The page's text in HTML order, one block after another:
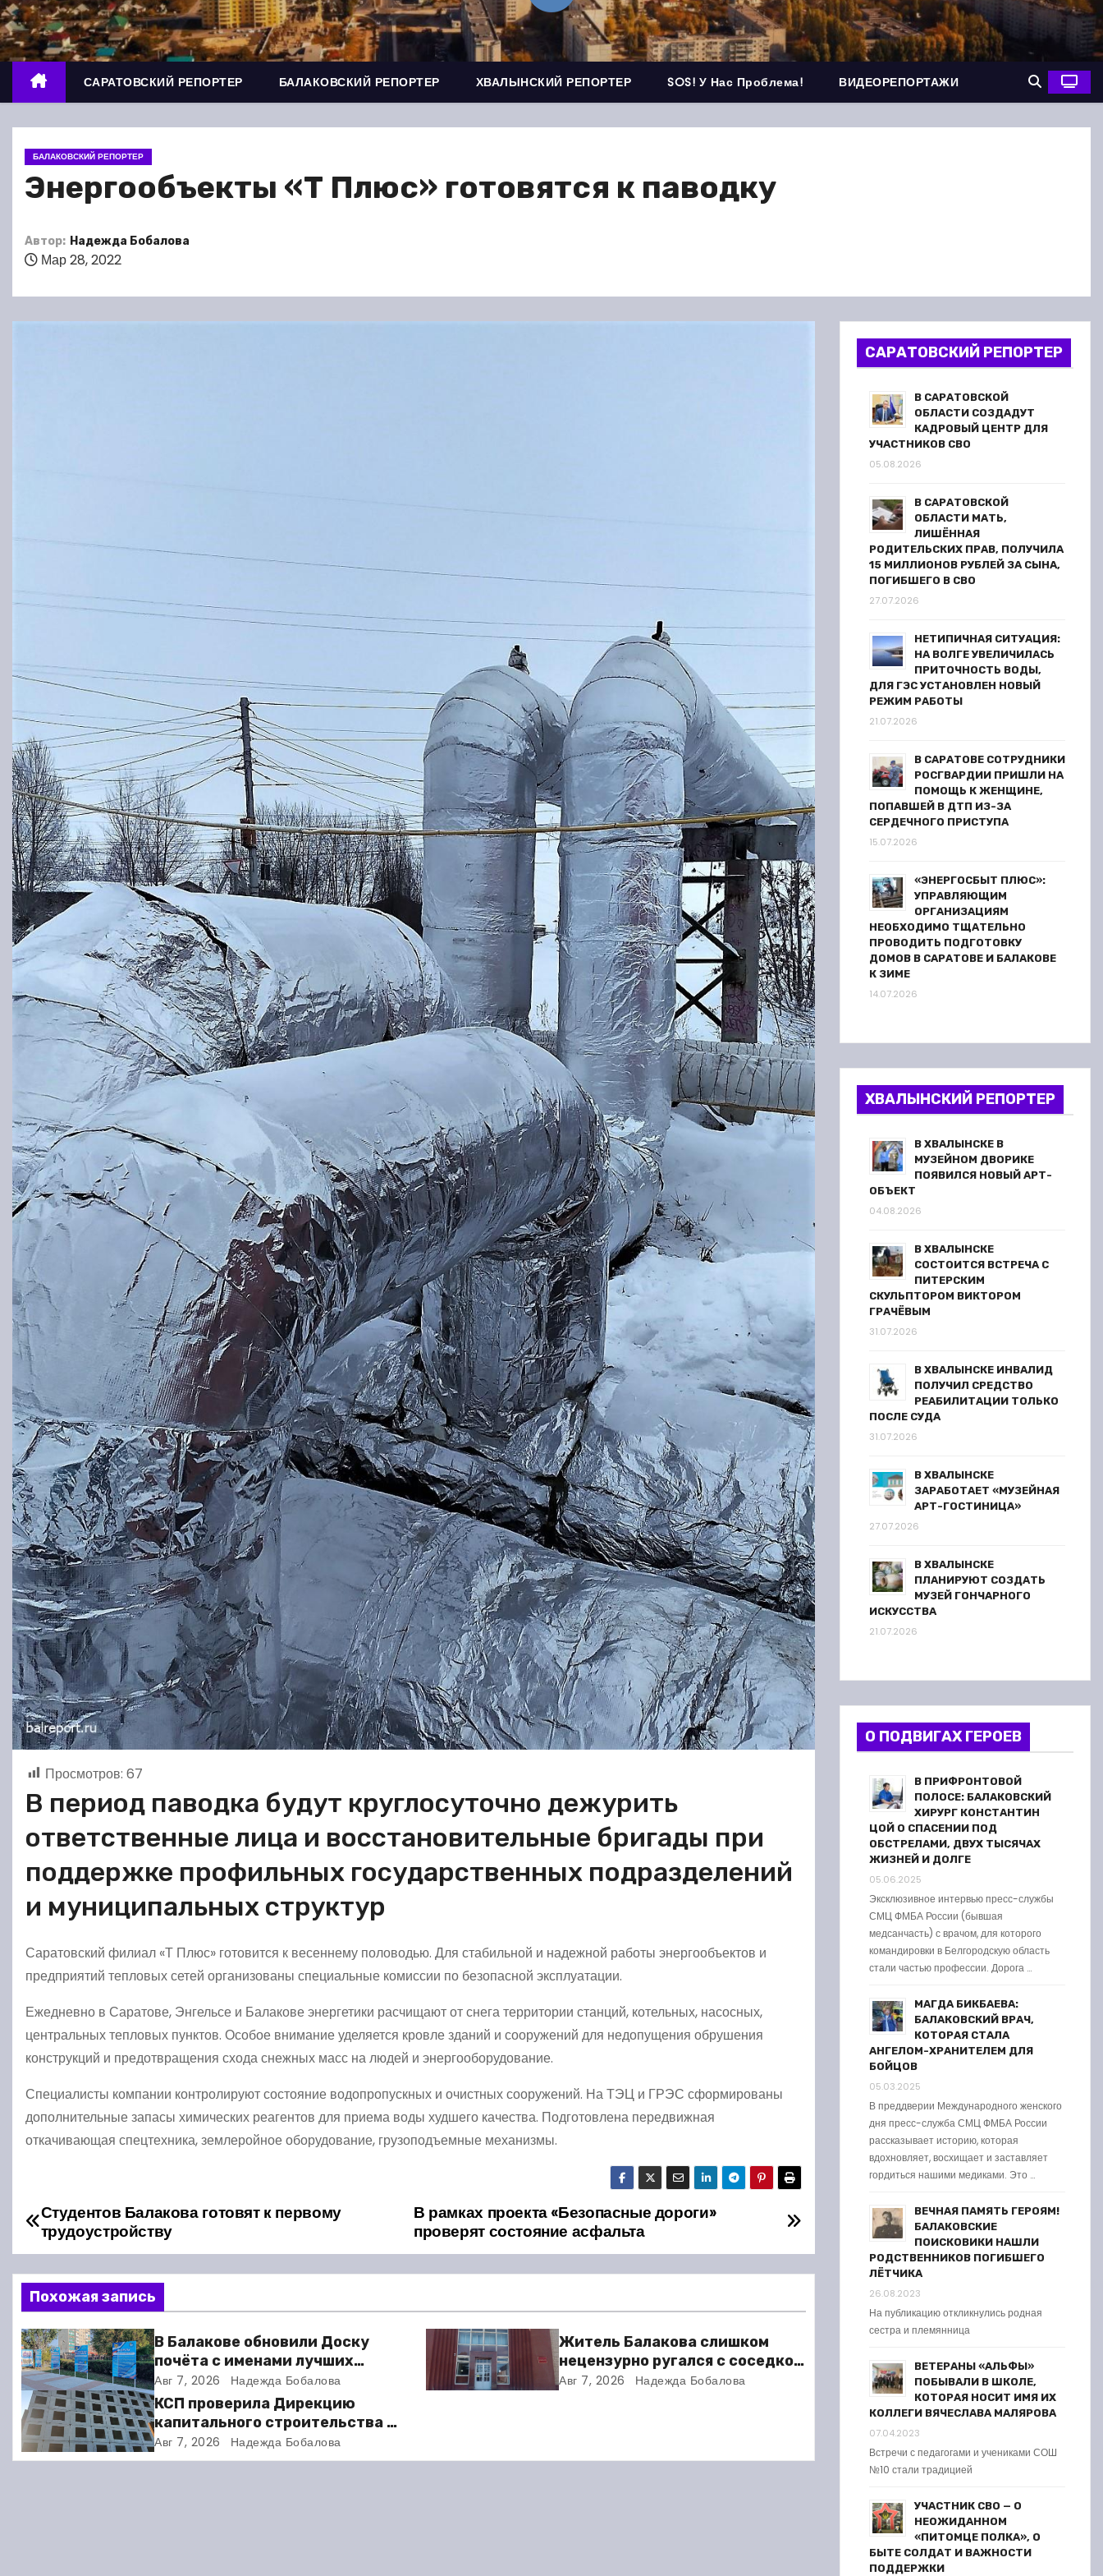
о
м
у
САРАТОВСКИЙ РЕПОРТЕР БАЛАКОВСКИЙ РЕПОРТЕР ХВАЛЫНСКИЙ РЕПОРТЕР SOS! У Нас Проблема! ВИДЕОРЕПОРТАЖИ
БАЛАКОВСКИЙ РЕПОРТЕР
Энергообъекты «Т Плюс» готовятся к паводку
Автор: Надежда Бобалова
Мар 28, 2022
Просмотров: 67
В период паводка будут круглосуточно дежурить
ответственные лица и восстановительные бригады при
поддержке профильных государственных подразделений
и муниципальных структур
Саратовский филиал «Т Плюс» готовится к весеннему половодью. Для стабильной и надежной работы энергообъектов и
предприятий тепловых сетей организованы специальные комиссии по безопасной эксплуатации.
Ежедневно в Саратове, Энгельсе и Балакове энергетики расчищают от снега территории станций, котельных, насосных,
центральных тепловых пунктов. Особое внимание уделяется кровле зданий и сооружений для недопущения обрушения
конструкций и предотвращения схода снежных масс на людей и энергооборудование.
Специалисты компании контролируют состояние водопропускных и очистных сооружений. На ТЭЦ и ГРЭС сформированы
дополнительные запасы химических реагентов для приема воды худшего качества. Подготовлена передвижная
откачивающая спецтехника, землеройное оборудование, грузоподъемные механизмы.
Н
а
в
и
г
а
ц
и
В рамках проекта «Безопасные дороги»
проверят состояние асфальта
Студентов Балакова готовят к первому
трудоустройству
Похожая запись
В Балакове обновили Доску
почёта с именами лучших
спортсменов. Фото
Авг 7, 2026 Надежда Бобалова
Житель Балакова слишком
нецензурно ругался с соседкой
и получил двое суток ареста
Авг 7, 2026 Надежда Бобалова
КСП проверила Дирекцию
капитального строительства в
Балакове и нашла множество
нарушений
Авг 7, 2026 Надежда Бобалова
САРАТОВСКИЙ РЕПОРТЕР
В САРАТОВСКОЙ
ОБЛАСТИ СОЗДАДУТ
КАДРОВЫЙ ЦЕНТР ДЛЯ
УЧАСТНИКОВ СВО
05.08.2026
В САРАТОВСКОЙ
ОБЛАСТИ МАТЬ,
ЛИШЁННАЯ
РОДИТЕЛЬСКИХ ПРАВ, ПОЛУЧИЛА
15 МИЛЛИОНОВ РУБЛЕЙ ЗА СЫНА,
ПОГИБШЕГО В СВО
27.07.2026
НЕТИПИЧНАЯ СИТУАЦИЯ:
НА ВОЛГЕ УВЕЛИЧИЛАСЬ
ПРИТОЧНОСТЬ ВОДЫ,
ДЛЯ ГЭС УСТАНОВЛЕН НОВЫЙ
РЕЖИМ РАБОТЫ
21.07.2026
В САРАТОВЕ СОТРУДНИКИ
РОСГВАРДИИ ПРИШЛИ НА
ПОМОЩЬ К ЖЕНЩИНЕ,
ПОПАВШЕЙ В ДТП ИЗ-ЗА
СЕРДЕЧНОГО ПРИСТУПА
15.07.2026
«ЭНЕРГОСБЫТ ПЛЮС»:
УПРАВЛЯЮЩИМ
ОРГАНИЗАЦИЯМ
НЕОБХОДИМО ТЩАТЕЛЬНО
ПРОВОДИТЬ ПОДГОТОВКУ
ДОМОВ В САРАТОВЕ И БАЛАКОВЕ
К ЗИМЕ
14.07.2026
ХВАЛЫНСКИЙ РЕПОРТЕР
В ХВАЛЫНСКЕ В
МУЗЕЙНОМ ДВОРИКЕ
ПОЯВИЛСЯ НОВЫЙ АРТ-
ОБЪЕКТ
04.08.2026
В ХВАЛЫНСКЕ
СОСТОИТСЯ ВСТРЕЧА С
ПИТЕРСКИМ
СКУЛЬПТОРОМ ВИКТОРОМ
ГРАЧЁВЫМ
31.07.2026
В ХВАЛЫНСКЕ ИНВАЛИД
ПОЛУЧИЛ СРЕДСТВО
РЕАБИЛИТАЦИИ ТОЛЬКО
ПОСЛЕ СУДА
31.07.2026
В ХВАЛЫНСКЕ
ЗАРАБОТАЕТ «МУЗЕЙНАЯ
АРТ-ГОСТИНИЦА»
27.07.2026
В ХВАЛЫНСКЕ
ПЛАНИРУЮТ СОЗДАТЬ
МУЗЕЙ ГОНЧАРНОГО
ИСКУССТВА
21.07.2026
О ПОДВИГАХ ГЕРОЕВ
В ПРИФРОНТОВОЙ
ПОЛОСЕ: БАЛАКОВСКИЙ
ХИРУРГ КОНСТАНТИН
ЦОЙ О СПАСЕНИИ ПОД
ОБСТРЕЛАМИ, ДВУХ ТЫСЯЧАХ
ЖИЗНЕЙ И ДОЛГЕ
05.06.2025
Эксклюзивное интервью пресс-службы
СМЦ ФМБА России (бывшая
медсанчасть) с врачом, для которого
командировки в Белгородскую область
стали частью профессии. Дорога …
МАГДА БИКБАЕВА:
БАЛАКОВСКИЙ ВРАЧ,
КОТОРАЯ СТАЛА
АНГЕЛОМ-ХРАНИТЕЛЕМ ДЛЯ
БОЙЦОВ
05.03.2025
В преддверии Международного женского
дня пресс-служба СМЦ ФМБА России
рассказывает историю, которая
вдохновляет, восхищает и заставляет
гордиться нашими медиками. Это …
ВЕЧНАЯ ПАМЯТЬ ГЕРОЯМ!
БАЛАКОВСКИЕ
ПОИСКОВИКИ НАШЛИ
РОДСТВЕННИКОВ ПОГИБШЕГО
ЛЁТЧИКА
26.08.2023
На публикацию откликнулись родная
сестра и племянница
ВЕТЕРАНЫ «АЛЬФЫ»
ПОБЫВАЛИ В ШКОЛЕ,
КОТОРАЯ НОСИТ ИМЯ ИХ
КОЛЛЕГИ ВЯЧЕСЛАВА МАЛЯРОВА
07.04.2023
Встречи с педагогами и учениками СОШ
№10 стали традицией
УЧАСТНИК СВО — О
НЕОЖИДАННОМ
«ПИТОМЦЕ ПОЛКА», О
БЫТЕ СОЛДАТ И ВАЖНОСТИ
ПОДДЕРЖКИ